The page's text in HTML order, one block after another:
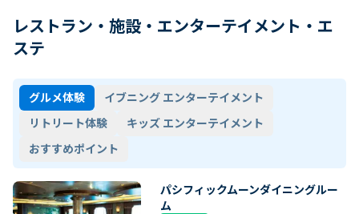
レストラン・施設・エンターテイメント・エ
ステ
グルメ体験
イブニング エンターテイメント
リトリート体験
キッズ エンターテイメント
おすすめポイント
パシフィックムーンダイニングルー
ム